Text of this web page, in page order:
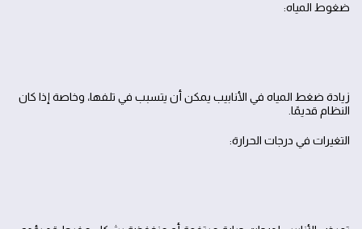
ضغوط المياه:
زيادة ضغط المياه في الأنابيب يمكن أن يتسبب في تلفها، وخاصة إذا كان
النظام قديمًا.
التغيرات في درجات الحرارة: